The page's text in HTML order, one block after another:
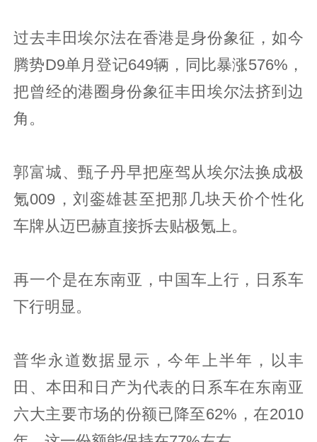
过去丰田埃尔法在香港是身份象征，如今
腾势D9单月登记649辆，同比暴涨576%，
把曾经的港圈身份象征丰田埃尔法挤到边
角。
郭富城、甄子丹早把座驾从埃尔法换成极
氪009，刘銮雄甚至把那几块天价个性化
车牌从迈巴赫直接拆去贴极氪上。
再一个是在东南亚，中国车上行，日系车
下行明显。
普华永道数据显示，今年上半年，以丰
田、本田和日产为代表的日系车在东南亚
六大主要市场的份额已降至62%，在2010